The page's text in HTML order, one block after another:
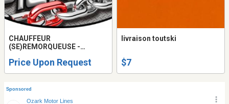
CHAUFFEUR
(SE)REMORQUEUSE -
CHAUFFEUR DE QUICK
Price Upon Request
livraison toutski
$7